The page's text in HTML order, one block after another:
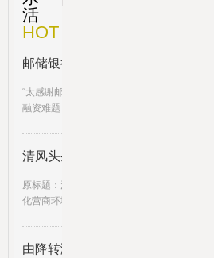
活
HOT
邮储银行珠海市分行探索产融结合
“太感谢邮储银行了，海鲈贷解决了我们渔民的
融资难题！”珠海市斗门区
清风头条丨祁阳市：勤督促 严问
原标题：清风头条丨祁阳市：勤督促严问责优
化营商环境见实效红网时刻新
由降转涨！8月份CPI同比上涨0.1%